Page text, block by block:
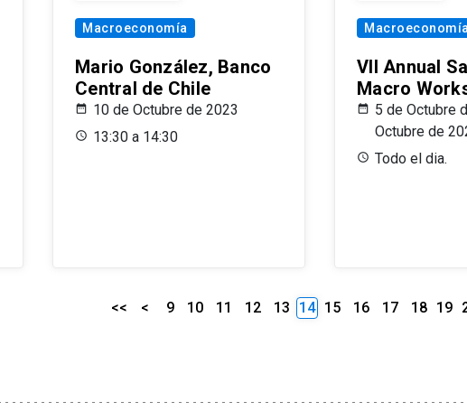
Macroeconomía
Mario González, Banco
Central de Chile
10 de Octubre de 2023
13:30 a 14:30
VII Annual
Macro
5 de Octubre
Octubre de
Todo el dia.
<< < 9 10 11 12 13 14 15 16 17 18 19